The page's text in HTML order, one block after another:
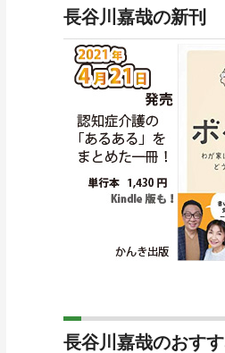
長谷川嘉哉の新刊
長谷川嘉哉のおす